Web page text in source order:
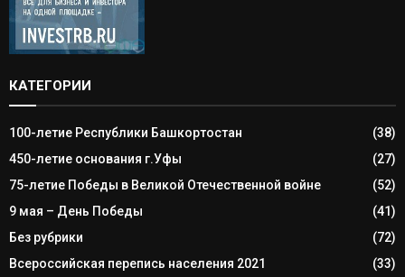
КАТЕГОРИИ
100-летие Республики Башкортостан
(38)
450-летие основания г.Уфы
(27)
75-летие Победы в Великой Отечественной войне
(52)
9 мая – День Победы
(41)
Без рубрики
(72)
Всероссийская перепись населения 2021
(33)